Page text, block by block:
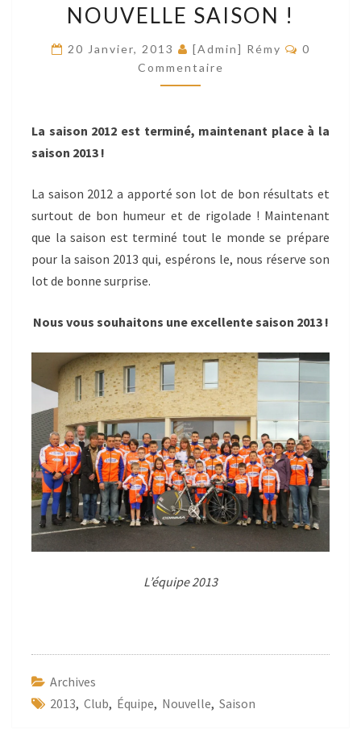
SAISON
NOUVELLE SAISON !
20 Janvier, 2013 [Admin] Rémy
0
Commentaire
La saison 2012 est terminé, maintenant place à la
saison 2013 !
La saison 2012 a apporté son lot de bon résultats et
surtout de bon humeur et de rigolade ! Maintenant
que la saison est terminé tout le monde se prépare
pour la saison 2013 qui, espérons le, nous réserve son
lot de bonne surprise.
Nous vous souhaitons une excellente saison 2013 !
L’équipe 2013
Archives
2013, Club, Équipe, Nouvelle, Saison